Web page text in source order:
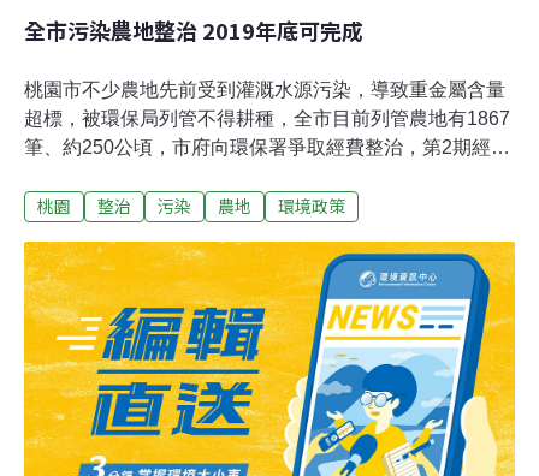
全市污染農地整治 2019年底可完成
桃園市不少農地先前受到灌溉水源污染，導致重金屬含量
超標，被環保局列管不得耕種，全市目前列管農地有1867
筆、約250公頃，市府向環保署爭取經費整治，第2期經費
5.3億元的第3期改善經費，預計在2019年底可以完成全市
多，有不法業者偷排廢水污染溪流，導致灌溉水源受到污
染，早期曾發生著名的鎘污染事件，民國90年代陸續整治
改善，目前的農田以重金屬銅污染最嚴重，主要在黃墘
溪、黃墘溪下游埔心溪、新街溪流域，污染地區以蘆竹、
大園、八德與中壢區為主，面積約160公頃。依規定，農
地重金屬的銅含量不得超過200ppm，但這些受污染區域
農地全都超標，甚至超標15倍，銅含量竟高達3000ppm，
都被列為控制場址，禁止耕作、建築、挖填土等，違者開
桃園 整治 污染 農地 環境政策